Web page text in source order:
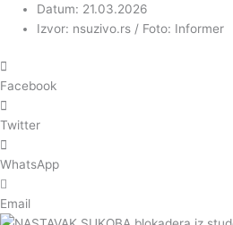
Datum: 21.03.2026
Izvor: nsuzivo.rs / Foto: Informer
Facebook
Twitter
WhatsApp
Email